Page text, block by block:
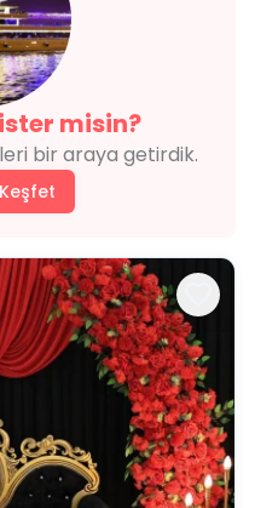
ister misin?
bir araya getirdik.